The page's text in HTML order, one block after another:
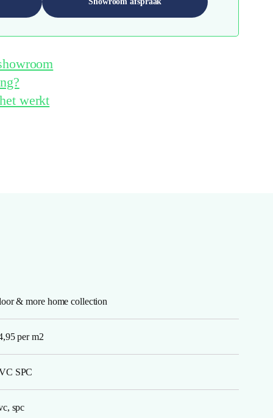
werkt
& more home collection
per m2
SPC
spc